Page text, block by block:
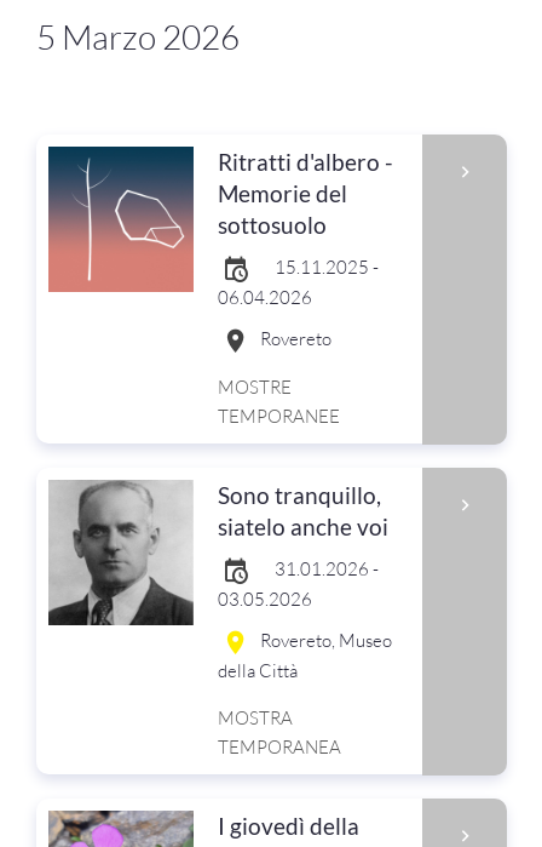
5 Marzo 2026
Ritratti d'albero -
Memorie del
sottosuolo
15.11.2025 -
06.04.2026
Rovereto
MOSTRE
TEMPORANEE
Sono tranquillo,
siatelo anche voi
31.01.2026 -
03.05.2026
Rovereto, Museo
della Città
MOSTRA
TEMPORANEA
I giovedì della